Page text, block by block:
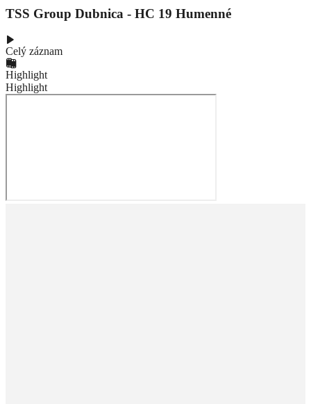
TSS Group Dubnica - HC 19 Humenné
Celý záznam
Highlight
Highlight